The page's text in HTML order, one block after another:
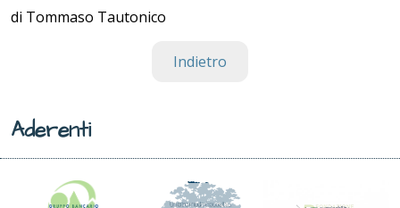
di Tommaso Tautonico
Indietro
Aderenti